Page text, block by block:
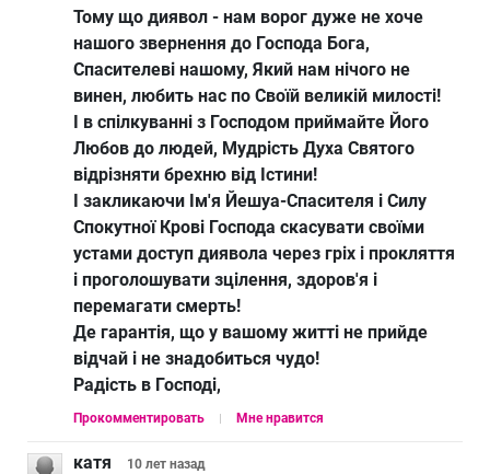
Тому що диявол - нам ворог дуже не хоче
нашого звернення до Господа Бога,
Спасителеві нашому, Який нам нічого не
винен, любить нас по Своїй великій милості!
І в спілкуванні з Господом приймайте Його
Любов до людей, Мудрість Духа Святого
відрізняти брехню від Істини!
І закликаючи Ім'я Йешуа-Спасителя і Силу
Спокутної Крові Господа скасувати своїми
устами доступ диявола через гріх і прокляття
і проголошувати зцілення, здоров'я і
перемагати смерть!
Де гарантія, що у вашому житті не прийде
відчай і не знадобиться чудо!
Радість в Господі,
Прокомментировать Мне нравится
катя 10 лет назад